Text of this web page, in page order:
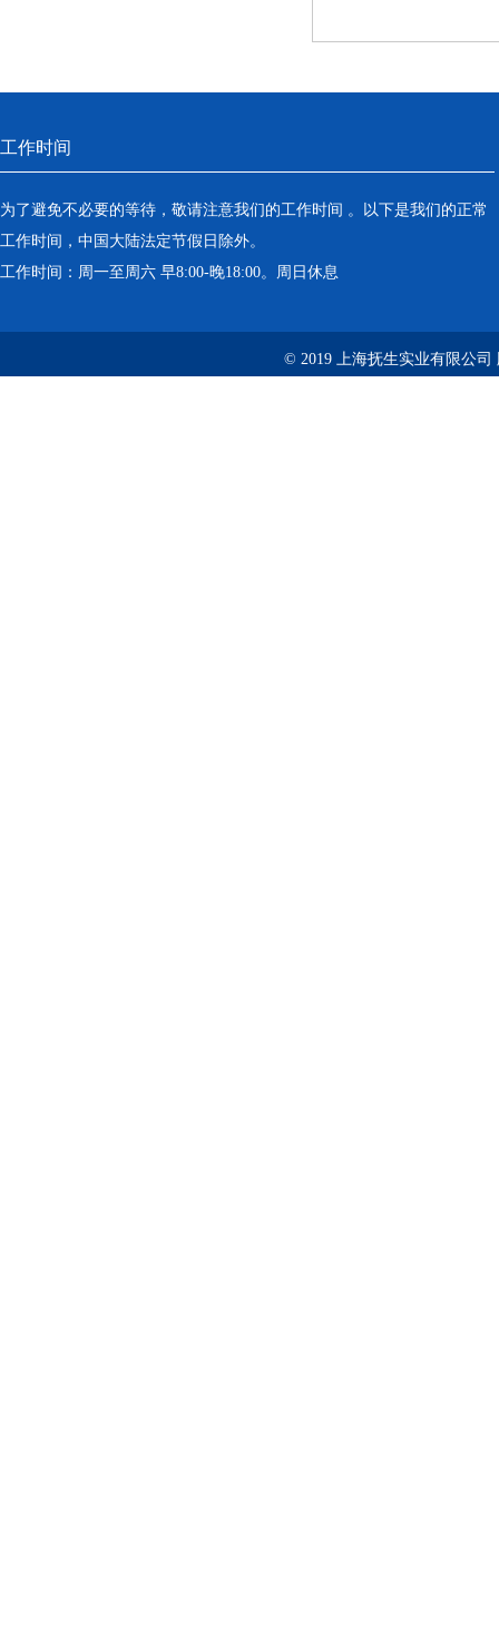
工作时间
为了避免不必要的等待，敬请注意我们的工作时间 。以下是我们的正常
工作时间，中国大陆法定节假日除外。
工作时间：周一至周六 早8:00-晚18:00。周日休息
© 2019 上海抚生实业有限公司